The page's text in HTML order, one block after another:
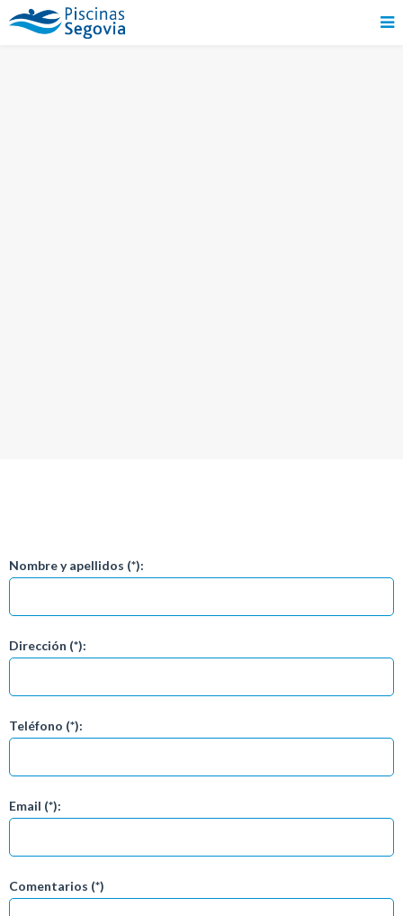
Nombre y apellidos (*):
Dirección (*):
Teléfono (*):
Email (*):
Comentarios (*)